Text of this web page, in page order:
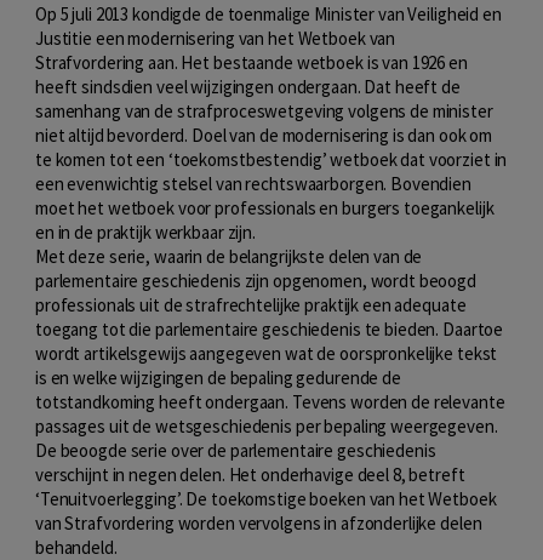
Op 5 juli 2013 kondigde de toenmalige Minister van Veiligheid en
Justitie een modernisering van het Wetboek van
Strafvordering aan. Het bestaande wetboek is van 1926 en
heeft sindsdien veel wijzigingen ondergaan. Dat heeft de
samenhang van de strafproceswetgeving volgens de minister
niet altijd bevorderd. Doel van de modernisering is dan ook om
te komen tot een ‘toekomstbestendig’ wetboek dat voorziet in
een evenwichtig stelsel van rechtswaarborgen. Bovendien
moet het wetboek voor professionals en burgers toegankelijk
en in de praktijk werkbaar zijn.
Met deze serie, waarin de belangrijkste delen van de
parlementaire geschiedenis zijn opgenomen, wordt beoogd
professionals uit de strafrechtelijke praktijk een adequate
toegang tot die parlementaire geschiedenis te bieden. Daartoe
wordt artikelsgewijs aangegeven wat de oorspronkelijke tekst
is en welke wijzigingen de bepaling gedurende de
totstandkoming heeft ondergaan. Tevens worden de relevante
passages uit de wetsgeschiedenis per bepaling weergegeven.
De beoogde serie over de parlementaire geschiedenis
verschijnt in negen delen. Het onderhavige deel 8, betreft
‘Tenuitvoerlegging’. De toekomstige boeken van het Wetboek
van Strafvordering worden vervolgens in afzonderlijke delen
behandeld.